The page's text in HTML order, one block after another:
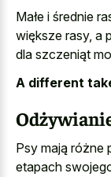
Małe i średnie
większe rasy, a
dla szczeniąt
A different
Psy mają różne
etapach